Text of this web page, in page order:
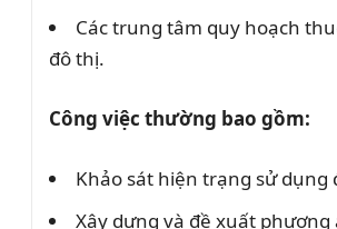
Các trung tâm quy hoạch
đô thị.
Công việc thường bao gồm:
Khảo sát hiện trạng sử dụng
Xây dựng và đề xuất